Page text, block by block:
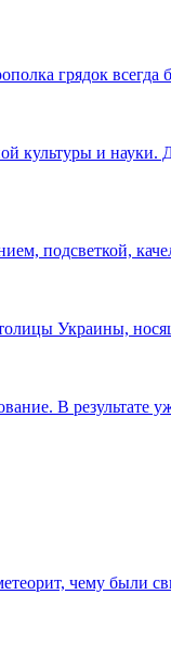
грядок
культуры и науки.
подсветкой,
Украины,
В результате
чему были